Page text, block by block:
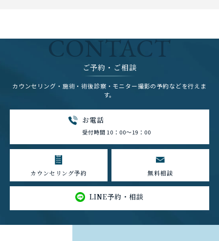
CONTACT
ご予約・ご相談
カウンセリング・施術・術後診察・モニター撮影の予約などを行えま
す。
お電話
受付時間 10：00～19：00
カウンセリング予約 無料相談
LINE予約・相談